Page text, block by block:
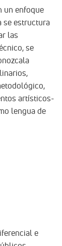
un enfoque
se estructura
las
se
la
artísticos-
lengua de
e